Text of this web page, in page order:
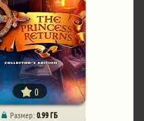
0
Размер:0.99 ГБ